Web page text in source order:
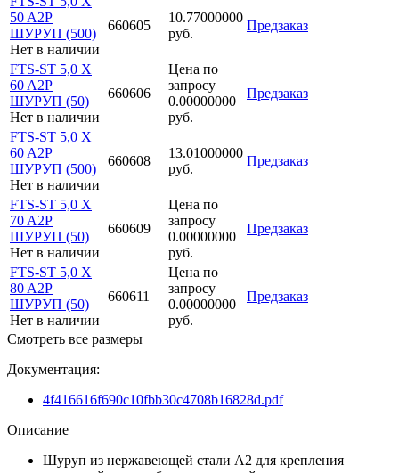
50 A2P
ШУРУП (500)
Нет в наличии
660605
10.77000000
руб.
Предзаказ
FTS-ST 5,0 X
60 A2P
ШУРУП (50)
Нет в наличии
660606
Цена по
запросу
0.00000000
руб.
Предзаказ
FTS-ST 5,0 X
60 A2P
ШУРУП (500)
Нет в наличии
660608
13.01000000
руб.
Предзаказ
FTS-ST 5,0 X
70 A2P
ШУРУП (50)
Нет в наличии
660609
Цена по
запросу
0.00000000
руб.
Предзаказ
FTS-ST 5,0 X
80 A2P
ШУРУП (50)
Нет в наличии
660611
Цена по
запросу
0.00000000
руб.
Предзаказ
Смотреть все размеры
Документация:
4f416616f690c10fbb30c4708b16828d.pdf
Описание
Шуруп из нержавеющей стали А2 для крепления